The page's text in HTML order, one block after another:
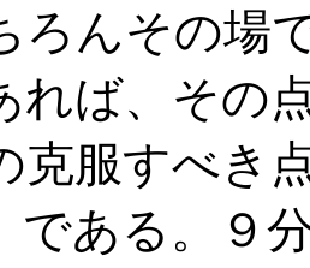
ろんその場
れば、その
克服すべき
である。９